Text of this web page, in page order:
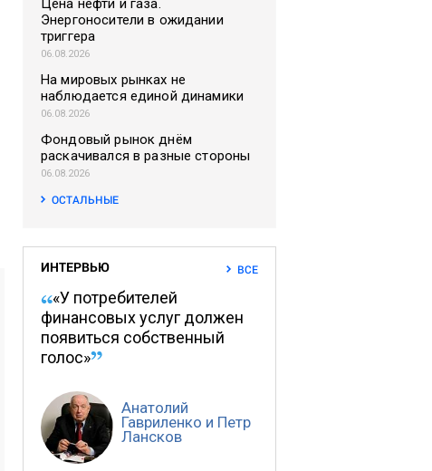
Цена нефти и газа.
Энергоносители в ожидании
триггера
06.08.2026
На мировых рынках не
наблюдается единой динамики
06.08.2026
Фондовый рынок днём
раскачивался в разные стороны
06.08.2026
ОСТАЛЬНЫЕ
ИНТЕРВЬЮ ВСЕ
«У потребителей
финансовых услуг должен
появиться собственный
голос»
Анатолий
Гавриленко и Петр
Лансков